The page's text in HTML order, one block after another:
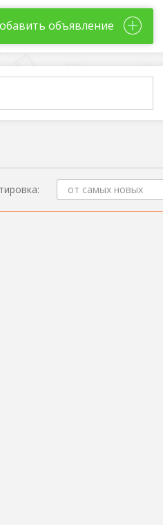
объявление
от самых новых